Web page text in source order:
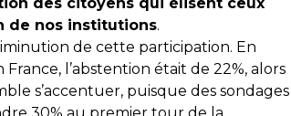
de nos institutions.
de cette participation. En
l’abstention était de 22%, alors
s’accentuer, puisque des sondages